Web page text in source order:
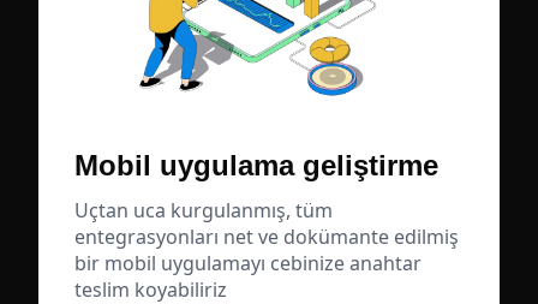
Mobil uygulama geliştirme
Uçtan uca kurgulanmış, tüm
entegrasyonları net ve dokümante edilmiş
bir mobil uygulamayı cebinize anahtar
teslim koyabiliriz